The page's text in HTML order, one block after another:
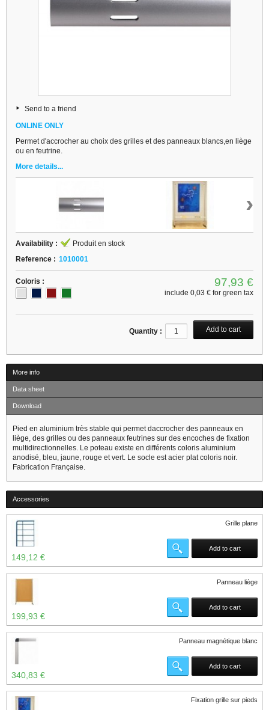
Send to a friend
ONLINE ONLY
Permet d'accrocher au choix des grilles et des panneaux blancs,en liège
ou en feutrine.
More details...
›
Availability :
Produit en stock
Reference : 1010001
Coloris : 97,93 €
include 0,03 € for green tax
Quantity :
More info
Data sheet
Download
Pied en aluminium très stable qui permet daccrocher des panneaux en
liège, des grilles ou des panneaux feutrines sur des encoches de fixation
multidirectionnelles. Le poteau existe en différents coloris aluminium
anodisé, bleu, jaune, rouge et vert. Le socle est acier plat coloris noir.
Fabrication Française.
Accessories
Grille plane
149,12 €
Add to cart
Panneau liège
199,93 €
Add to cart
Panneau magnétique blanc
340,83 €
Add to cart
Fixation grille sur pieds